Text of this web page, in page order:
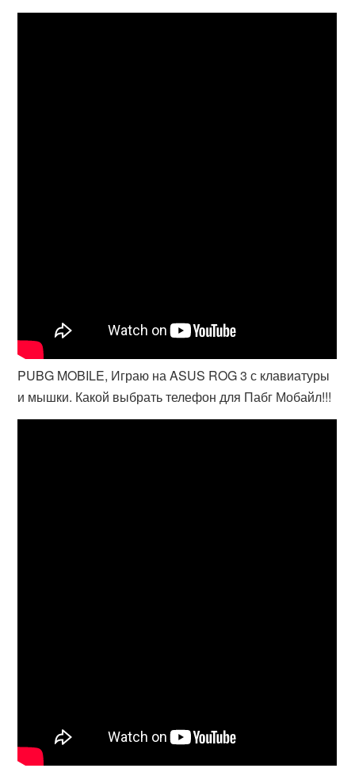
PUBG MOBILE, Играю на ASUS ROG 3 с клавиатуры
и мышки. Какой выбрать телефон для Пабг Мобайл!!!